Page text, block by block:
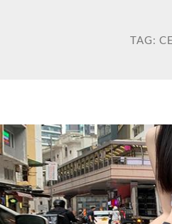
TAG: